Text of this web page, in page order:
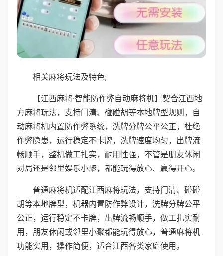
相关麻将玩法及特色;
【江西麻将·智能防作弊自动麻将机】契合江西地
方麻将玩法，支持门清、碰碰胡等本地牌型规则，自
动麻将机内置防作弊系统，洗牌分牌公平公正，杜绝
作弊隐患，运行稳定不卡牌，洗牌速度均匀，出牌流
畅顺手，整机做工扎实，耐用性强，不管是朋友休闲
对局还是邻里娱乐小聚，都能玩得放心、赢得开心。
普通麻将机适配江西麻将玩法，支持门清、碰碰
胡等本地牌型，机器内置防作弊设计，洗牌分牌公平
公正，运行稳定不卡牌，出牌流畅顺手，做工扎实耐
用，朋友休闲或邻里小聚都能玩得放心，普通麻将机
功能实用，操作简便，适合江西各类家庭使用。